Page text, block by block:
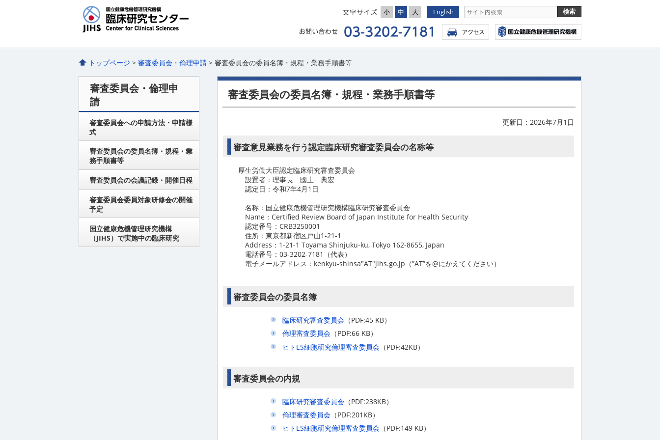
小 中 大 English
トップページ >審査委員会・倫理申請 > 審査委員会の委員名簿・規程・業務手順書等
審査委員会の委員名簿・規程・業務手順書等
更新日：2026年7月1日
審査意見業務を行う認定臨床研究審査委員会の名称等
厚生労働大臣認定臨床研究審査委員会
設置者：理事長 國土 典宏
認定日：令和7年4月1日
名称：国立健康危機管理研究機構臨床研究審査委員会
Name：Certified Review Board of Japan Institute for Health Security
認定番号：CRB3250001
住所：東京都新宿区戸山1-21-1
Address：1-21-1 Toyama Shinjuku-ku, Tokyo 162-8655, Japan
電話番号：03-3202-7181（代表）
電子メールアドレス：kenkyu-shinsa"AT"jihs.go.jp（”AT”を@にかえてください）
審査委員会の委員名簿
臨床研究審査委員会（PDF:45 KB）
倫理審査委員会（PDF:66 KB）
ヒトES細胞研究倫理審査委員会（PDF:42KB）
審査委員会の内規
臨床研究審査委員会（PDF:238KB）
倫理審査委員会（PDF:201KB）
ヒトES細胞研究倫理審査委員会（PDF:149 KB）
審査委員会・倫理申
請
審査委員会への申請方法・申請様
式
審査委員会の委員名簿・規程・業
務手順書等
審査委員会の会議記録・開催日程
審査委員会委員対象研修会の開催
予定
国立健康危機管理研究機構
（JIHS）で実施中の臨床研究